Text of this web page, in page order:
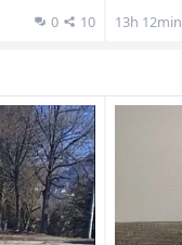
0 10 13h 12min